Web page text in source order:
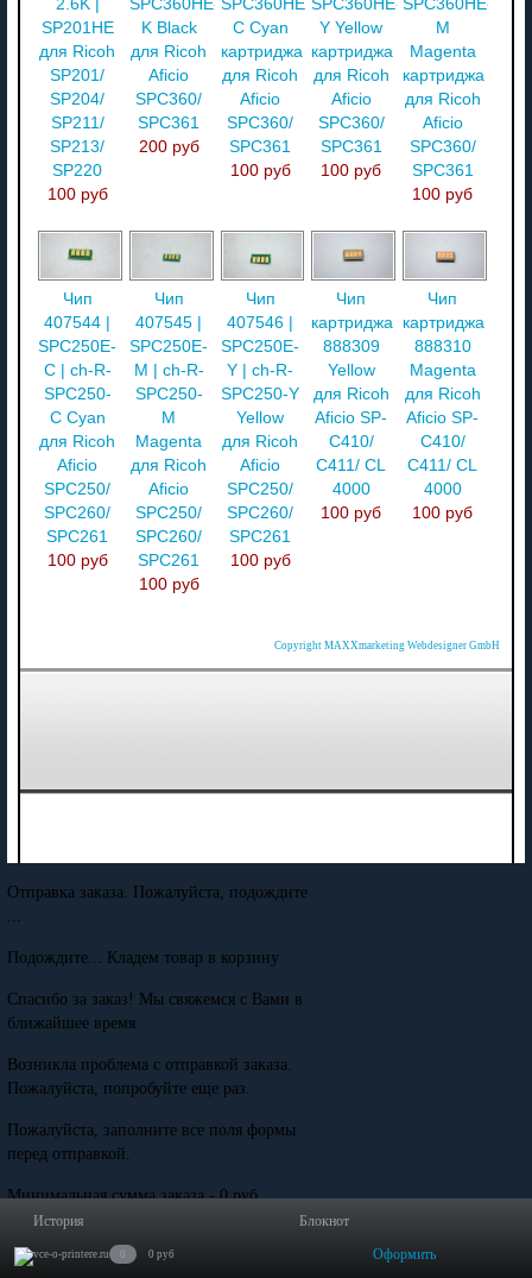
2.6K |
SP201HE
для Ricoh
SP201/
SP204/
SP211/
SP213/
SP220
100 руб
SPC360HE-
K Black
для Ricoh
Aficio
SPC360/
SPC361
200 руб
SPC360HE-
С Cyan
картриджа
для Ricoh
Aficio
SPC360/
SPC361
100 руб
SPC360HE-
Y Yellow
картриджа
для Ricoh
Aficio
SPC360/
SPC361
100 руб
SPC360HE-
M
Magenta
картриджа
для Ricoh
Aficio
SPC360/
SPC361
100 руб
Чип
407544 |
SPC250E-
C | ch-R-
SPC250-
C Cyan
для Ricoh
Aficio
SPC250/
SPC260/
SPC261
100 руб
Чип
407545 |
SPC250E-
M | ch-R-
SPC250-
M
Magenta
для Ricoh
Aficio
SPC250/
SPC260/
SPC261
100 руб
Чип
407546 |
SPC250E-
Y | ch-R-
SPC250-Y
Yellow
для Ricoh
Aficio
SPC250/
SPC260/
SPC261
100 руб
Чип
картриджа
888309
Yellow
для Ricoh
Aficio SP-
C410/
C411/ CL
4000
100 руб
Чип
картриджа
888310
Magenta
для Ricoh
Aficio SP-
C410/
C411/ CL
4000
100 руб
Copyright MAXXmarketing Webdesigner GmbH
История Блокнот
0 0 руб Оформить
Отправка заказа. Пожалуйста, подождите
Подождите... Кладем товар в корзину
Спасибо за заказ! Мы свяжемся с Вами в
ближайшее время
Возникла проблема с отправкой заказа.
Пожалуйста, попробуйте еще раз.
Пожалуйста, заполните все поля формы
перед отправкой.
Минимальная сумма заказа - 0 руб.